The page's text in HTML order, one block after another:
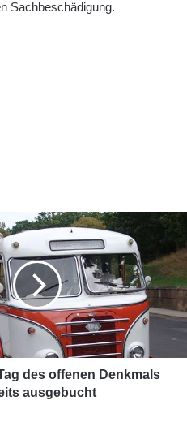
Sachbeschädigung.
des offenen Denkmals
ausgebucht